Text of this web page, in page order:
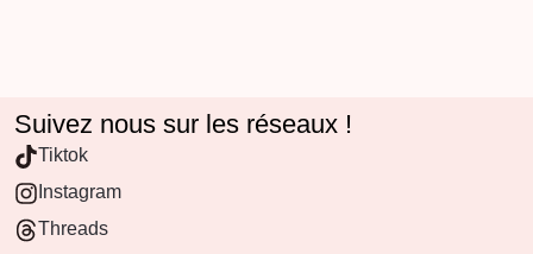
Suivez nous sur les réseaux !
Tiktok
Instagram
Threads